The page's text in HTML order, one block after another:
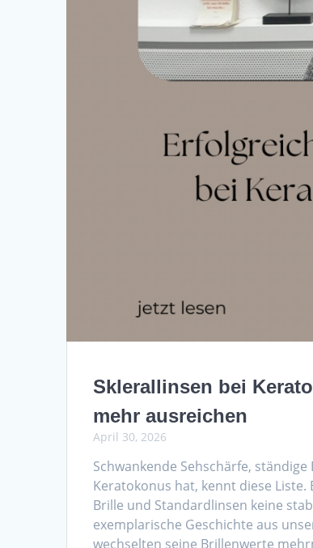
Sklerallinsen bei
mehr ausreichen
April 30, 2026
Schwankende Sehschärfe,
Keratokonus hat, kennt diese
Brille und Standardlinsen keine
exemplarische Geschichte aus
wechselten seine Brillenwerte